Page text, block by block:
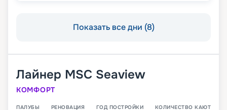
Показать все дни (8)
Лайнер MSC Seaview
КОМФОРТ
ПАЛУБЫ РЕНОВАЦИЯ ГОД ПОСТРОЙКИ КОЛИЧЕСТВО КАЮТ